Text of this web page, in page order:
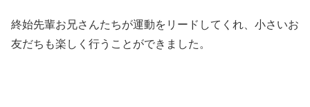
終始先輩お兄さんたちが運動をリードしてくれ、小さいお
友だちも楽しく行うことができました。